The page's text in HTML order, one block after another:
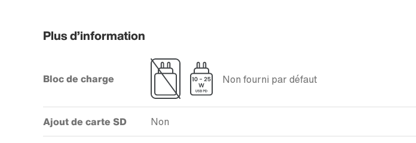
Plus d’information
Bloc de charge Non fourni par défaut
Ajout de carte SD Non